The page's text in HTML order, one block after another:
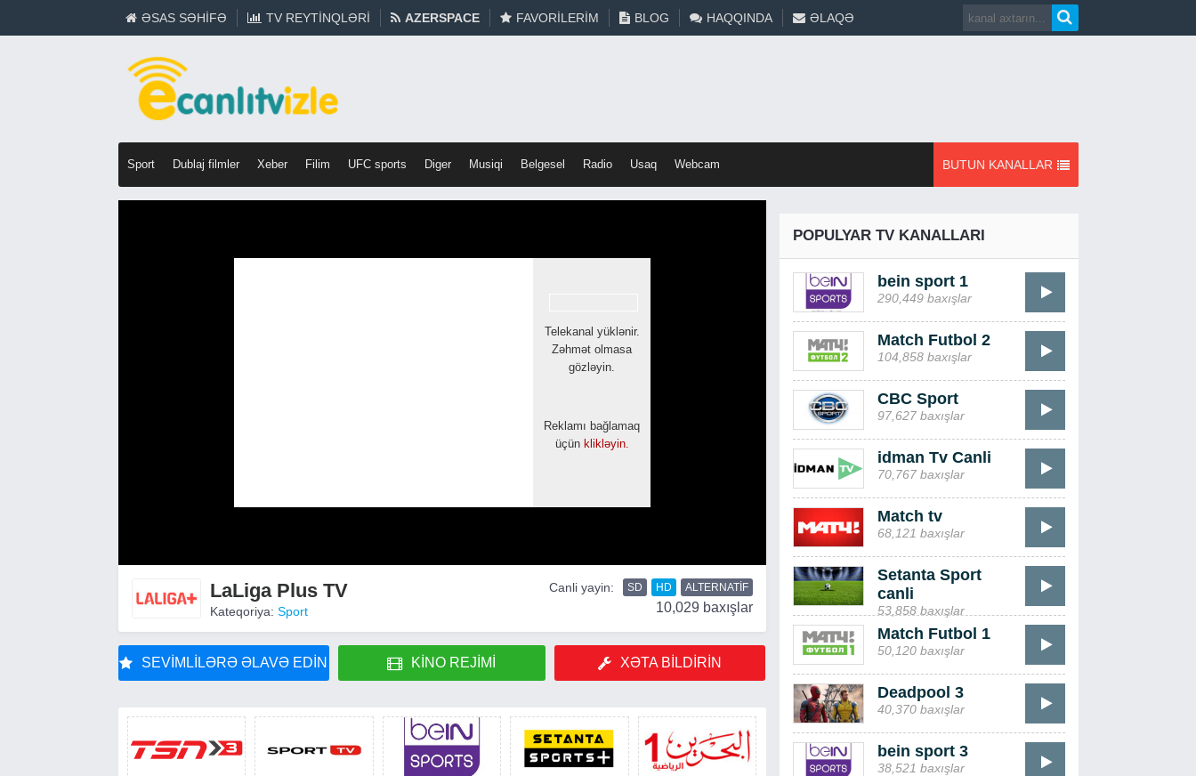
ƏSAS SƏHIFƏ TV REYTINQLƏRI AZERSPACE FAVORILERIM BLOG HAQQINDA ƏLAQƏ
Sport Dublaj filmler Xeber Filim UFC sports Diger Musiqi Belgesel Radio Usaq Webcam BUTUN KANALLAR
LaLiga Plus TV
Kateqoriya: Sport
Canli yayin: SD HD ALTERNATIF
10,029 baxışlar
SEVIMLILƏRƏ ƏLAVƏ EDIN KINO REJIMI XƏTA BILDIRIN
POPULYAR TV KANALLARI
bein sport 1
290,449 baxışlar
Match Futbol 2
104,858 baxışlar
CBC Sport
97,627 baxışlar
idman Tv Canli
70,767 baxışlar
Match tv
68,121 baxışlar
Setanta Sport
canli
53,858 baxışlar
Match Futbol 1
50,120 baxışlar
Deadpool 3
40,370 baxışlar
bein sport 3
38,521 baxışlar